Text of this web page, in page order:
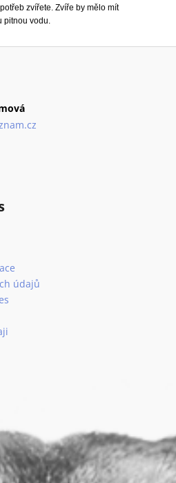
zvířete. Zvíře by mělo mít
pitnou vodu.
údajů